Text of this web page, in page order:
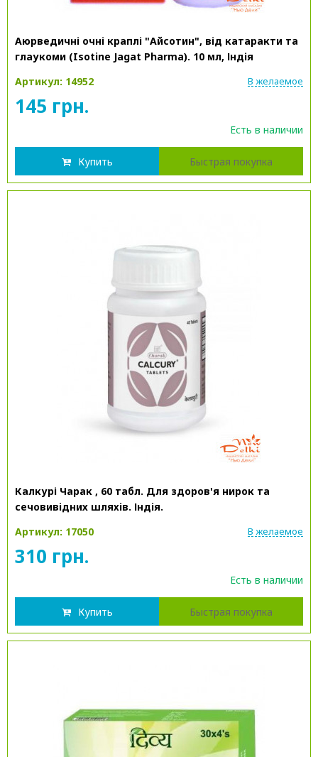
Аюрведичні очні краплі "Айсотин", від катаракти та
глаукоми (Isotine Jagat Pharma). 10 мл, Індія
Артикул: 14952
В желаемое
145 грн.
Есть в наличии
Купить Быстрая покупка
Калкурі Чарак , 60 табл. Для здоров'я нирок та
сечовивідних шляхів. Індія.
Артикул: 17050
В желаемое
310 грн.
Есть в наличии
Купить Быстрая покупка